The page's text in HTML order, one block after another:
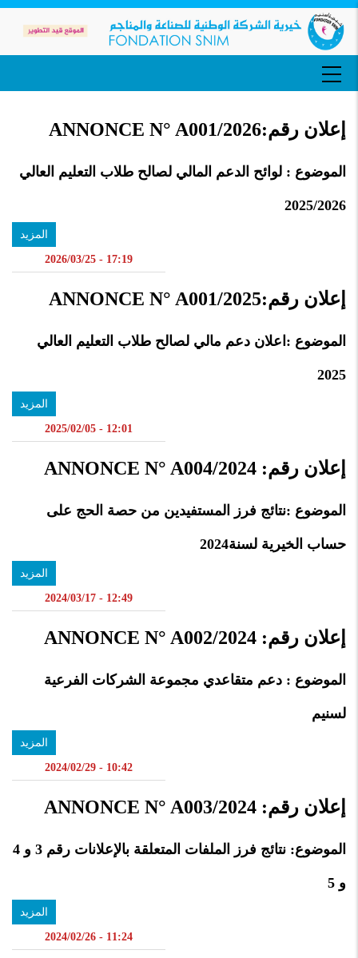
تجاوز
إلى
المحتوى
الرئيسيMAIN
NAVIGATION
إعلان رقم:ANNONCE N° A001/2026
الموضوع : لوائح الدعم المالي لصالح طلاب التعليم العالي
2025/2026
المزيد
17:19 - 2026/03/25
إعلان رقم:ANNONCE N° A001/2025
الموضوع :اعلان دعم مالي لصالح طلاب التعليم العالي
2025
المزيد
12:01 - 2025/02/05
إعلان رقم: ANNONCE N° A004/2024
الموضوع :نتائج فرز المستفيدين من حصة الحج على
حساب الخيرية لسنة2024
المزيد
12:49 - 2024/03/17
إعلان رقم: ANNONCE N° A002/2024
الموضوع : دعم متقاعدي مجموعة الشركات الفرعية
لسنيم
المزيد
10:42 - 2024/02/29
إعلان رقم: ANNONCE N° A003/2024
الموضوع: نتائج فرز الملفات المتعلقة بالإعلانات رقم 3 و 4
و 5
المزيد
11:24 - 2024/02/26